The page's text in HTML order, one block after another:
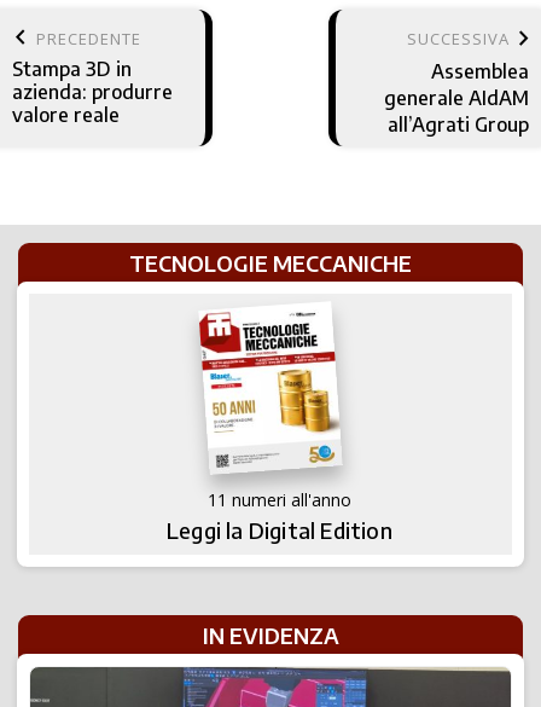
keyboard_arrow_left PRECEDENTE
Stampa 3D in
azienda: produrre
valore reale
SUCCESSIVA keyboard_arrow_right
Assemblea
generale AIdAM
all’Agrati Group
TECNOLOGIE MECCANICHE
11 numeri all'anno
Leggi la Digital Edition
IN EVIDENZA